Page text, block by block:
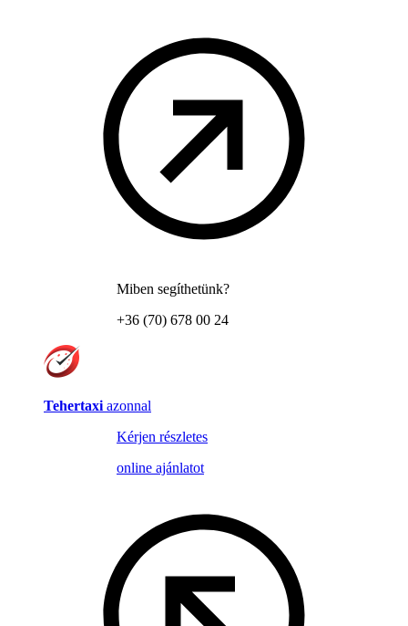
Miben segíthetünk?
+36 (70) 678 00 24
Tehertaxi azonnal
Kérjen részletes
online ajánlatot